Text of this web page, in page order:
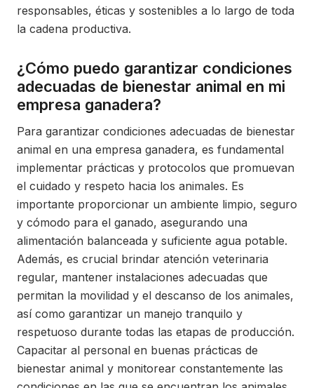
responsables, éticas y sostenibles a lo largo de toda
la cadena productiva.
¿Cómo puedo garantizar condiciones
adecuadas de bienestar animal en mi
empresa ganadera?
Para garantizar condiciones adecuadas de bienestar
animal en una empresa ganadera, es fundamental
implementar prácticas y protocolos que promuevan
el cuidado y respeto hacia los animales. Es
importante proporcionar un ambiente limpio, seguro
y cómodo para el ganado, asegurando una
alimentación balanceada y suficiente agua potable.
Además, es crucial brindar atención veterinaria
regular, mantener instalaciones adecuadas que
permitan la movilidad y el descanso de los animales,
así como garantizar un manejo tranquilo y
respetuoso durante todas las etapas de producción.
Capacitar al personal en buenas prácticas de
bienestar animal y monitorear constantemente las